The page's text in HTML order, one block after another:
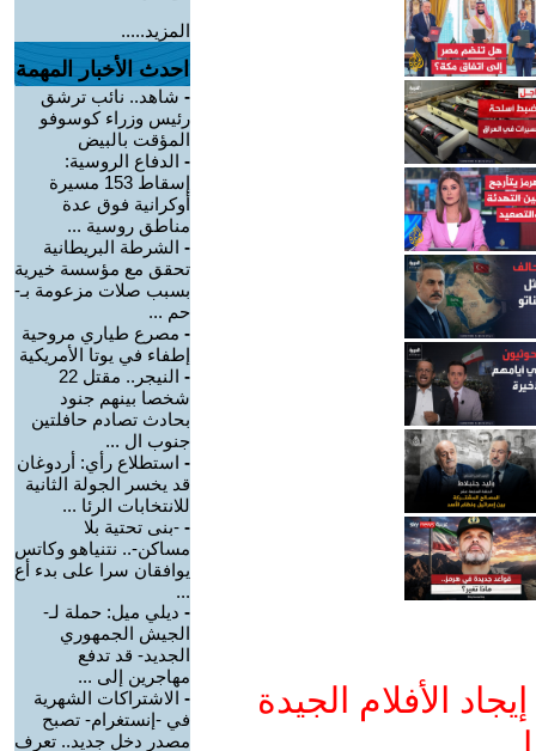
الأفلام الجيدة
المزيد.....
احدث الأخبار المهمة
- شاهد.. نائب ترشق
رئيس وزراء كوسوفو
المؤقت بالبيض
- الدفاع الروسية:
إسقاط 153 مسيرة
أوكرانية فوق عدة
مناطق روسية ...
- الشرطة البريطانية
تحقق مع مؤسسة خيرية
بسبب صلات مزعومة بـ-
حم ...
- مصرع طياري مروحية
إطفاء في يوتا الأمريكية
-
النيجر.. مقتل 22
شخصا بينهم جنود
بحادث تصادم حافلتين
جنوب ال ...
- استطلاع رأي: أردوغان
قد يخسر الجولة الثانية
للانتخابات الرئا ...
- -بنى تحتية بلا
مساكن-.. نتنياهو وكاتس
يوافقان سرا على بدء أع
...
- ديلي ميل: حملة لـ-
الجيش الجمهوري
الجديد- قد تدفع
مهاجرين إلى ...
- الاشتراكات الشهرية
في -إنستغرام- تصبح
مصدر دخل جديد.. تعرف